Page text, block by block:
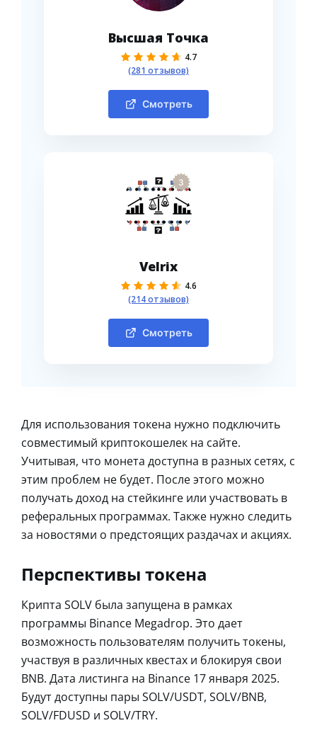
Высшая Точка
4.7
(281 отзывов)
Смотреть
3
Velrix
4.6
(214 отзывов)
Смотреть
Для использования токена нужно подключить
совместимый криптокошелек на сайте.
Учитывая, что монета доступна в разных сетях, с
этим проблем не будет. После этого можно
получать доход на стейкинге или участвовать в
реферальных программах. Также нужно следить
за новостями о предстоящих раздачах и акциях.
Перспективы токена
Крипта SOLV была запущена в рамках
программы Binance Megadrop. Это дает
возможность пользователям получить токены,
участвуя в различных квестах и блокируя свои
BNB. Дата листинга на Binance 17 января 2025.
Будут доступны пары SOLV/USDT, SOLV/BNB,
SOLV/FDUSD и SOLV/TRY.